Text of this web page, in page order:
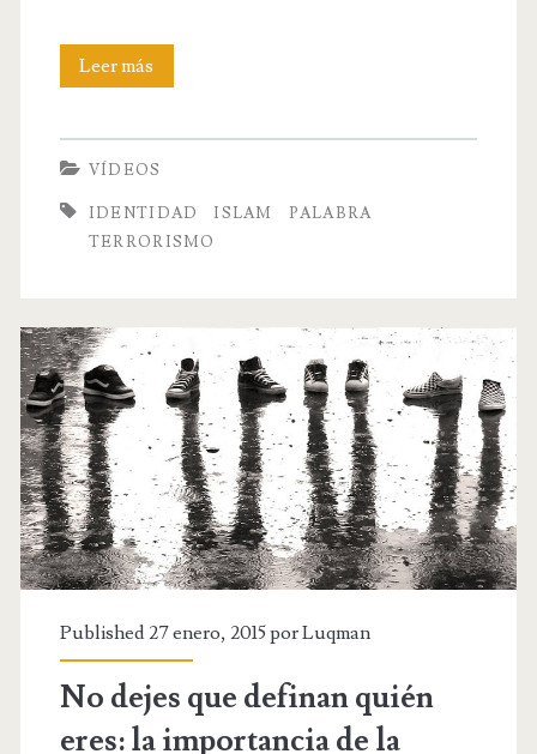
Leer más
definan
La
importancia
de
la
palabra
VÍDEOS
IDENTIDAD ISLAM
PALABRA
TERRORISMO
Published 27 enero, 2015 porLuqman
No dejes que definan quién
eres: la importancia de la